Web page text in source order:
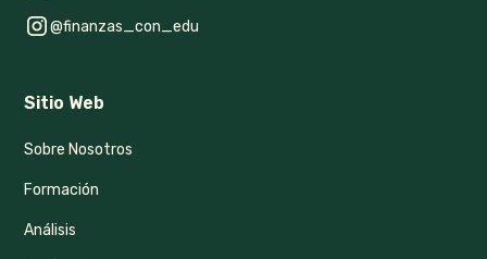
@finanzas_con_edu
Sitio Web
Sobre Nosotros
Formación
Análisis